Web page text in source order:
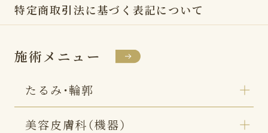
特定商取引法に基づく表記について
施術メニュー
たるみ・輪郭
美容皮膚科（機器）